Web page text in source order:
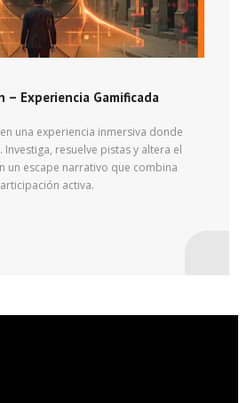
– Experiencia Gamificada
una experiencia inmersiva donde
Investiga, resuelve pistas y altera el
un escape narrativo que combina
activa.